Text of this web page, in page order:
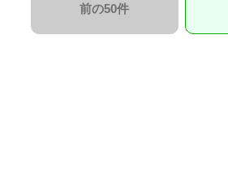
前の50件